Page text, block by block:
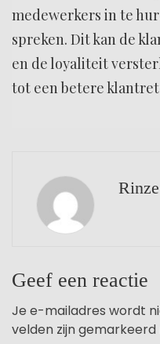
medewerkers in te
spreken. Dit kan de
en de loyaliteit
tot een betere
Geef een reactie
Je e-mailadres wordt
velden zijn